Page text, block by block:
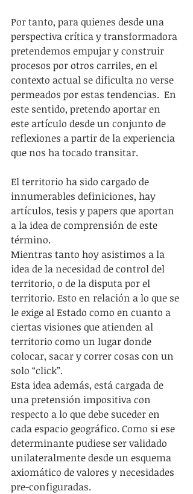
Por tanto, para quienes desde una
perspectiva crítica y transformadora
pretendemos empujar y construir
procesos por otros carriles, en el
contexto actual se dificulta no verse
permeados por estas tendencias.  En
este sentido, pretendo aportar en
este artículo desde un conjunto de
reflexiones a partir de la experiencia
que nos ha tocado transitar.
El territorio ha sido cargado de
innumerables definiciones, hay
artículos, tesis y papers que aportan
a la idea de comprensión de este
término.
Mientras tanto hoy asistimos a la
idea de la necesidad de control del
territorio, o de la disputa por el
territorio. Esto en relación a lo que se
le exige al Estado como en cuanto a
ciertas visiones que atienden al
territorio como un lugar donde
colocar, sacar y correr cosas con un
solo “click”.
Esta idea además, está cargada de
una pretensión impositiva con
respecto a lo que debe suceder en
cada espacio geográfico. Como si ese
determinante pudiese ser validado
unilateralmente desde un esquema
axiomático de valores y necesidades
pre-configuradas.